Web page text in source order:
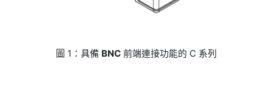
圖 1：具備 BNC前端連接功能的 C 系列